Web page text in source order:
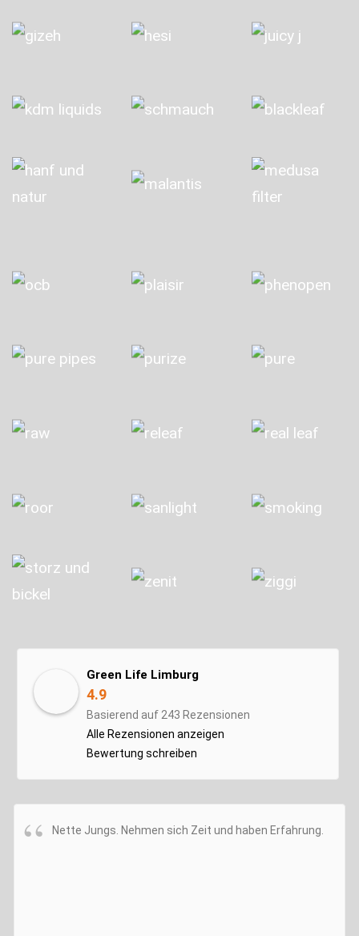
Green Life Limburg
4.9
Basierend auf 243 Rezensionen
Alle Rezensionen anzeigen
Bewertung schreiben
Nette Jungs. Nehmen sich Zeit und haben Erfahrung.